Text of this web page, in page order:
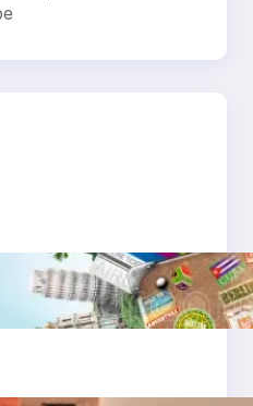
2025:
Cerdas,
Lingkungan,